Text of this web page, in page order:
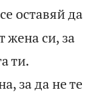
оставяй да
жена си, за
ти.
за да не те